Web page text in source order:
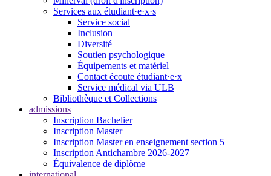
Services aux étudiant·e·x·s
Service social
Inclusion
Diversité
Soutien psychologique
Équipements et matériel
Contact écoute étudiant·e·x
Service médical via ULB
Bibliothèque et Collections
admissions
Inscription Bachelier
Inscription Master
Inscription Master en enseignement section 5
Inscription Antichambre 2026-2027
Équivalence de diplôme